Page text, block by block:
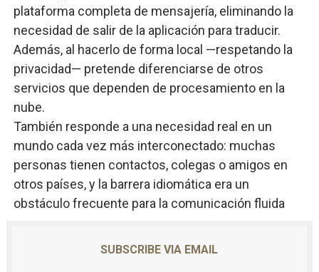
plataforma completa de mensajería, eliminando la
necesidad de salir de la aplicación para traducir.
Además, al hacerlo de forma local —respetando la
privacidad— pretende diferenciarse de otros
servicios que dependen de procesamiento en la
nube.
También responde a una necesidad real en un
mundo cada vez más interconectado: muchas
personas tienen contactos, colegas o amigos en
otros países, y la barrera idiomática era un
obstáculo frecuente para la comunicación fluida
SUBSCRIBE VIA EMAIL